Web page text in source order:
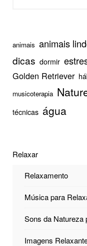
animais animais
dicas dormir
Golden Retriever
musicoterapia
técnicas água
Relaxar
Relaxamento
Música para
Sons da Natureza
Imagens